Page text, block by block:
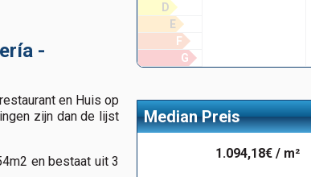
-
en Huis op
zijn dan de lijst
en bestaat uit 3
D
E
F
G
Median Preis
1.094,18€ / m²